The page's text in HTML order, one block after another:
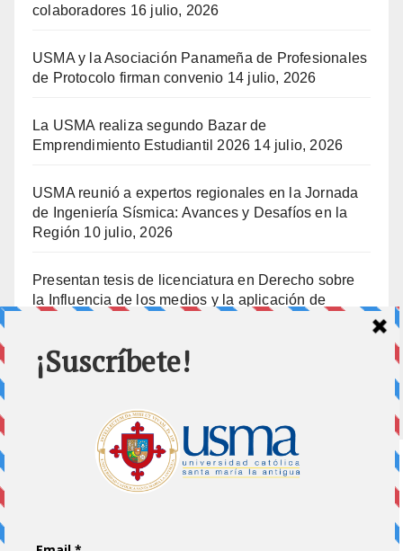
colaboradores 16 julio, 2026
USMA y la Asociación Panameña de Profesionales
de Protocolo firman convenio 14 julio, 2026
La USMA realiza segundo Bazar de
Emprendimiento Estudiantil 2026 14 julio, 2026
USMA reunió a expertos regionales en la Jornada
de Ingeniería Sísmica: Avances y Desafíos en la
Región 10 julio, 2026
Presentan tesis de licenciatura en Derecho sobre
la Influencia de los medios y la aplicación de